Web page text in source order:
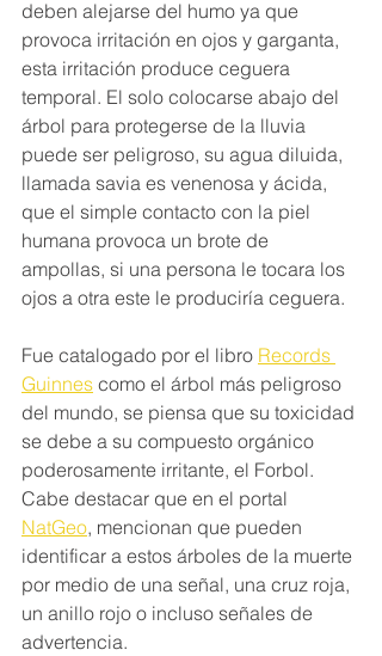
deben alejarse del humo ya que
provoca irritación en ojos y garganta,
esta irritación produce ceguera
temporal. El solo colocarse abajo del
árbol para protegerse de la lluvia
puede ser peligroso, su agua diluida,
llamada savia es venenosa y ácida,
que el simple contacto con la piel
humana provoca un brote de
ampollas, si una persona le tocara los
ojos a otra este le produciría ceguera.
Fue catalogado por el libro Records
Guinnes como el árbol más peligroso
del mundo, se piensa que su toxicidad
se debe a su compuesto orgánico
poderosamente irritante, el Forbol.
Cabe destacar que en el portal
NatGeo, mencionan que pueden
identificar a estos árboles de la muerte
por medio de una señal, una cruz roja,
un anillo rojo o incluso señales de
advertencia.